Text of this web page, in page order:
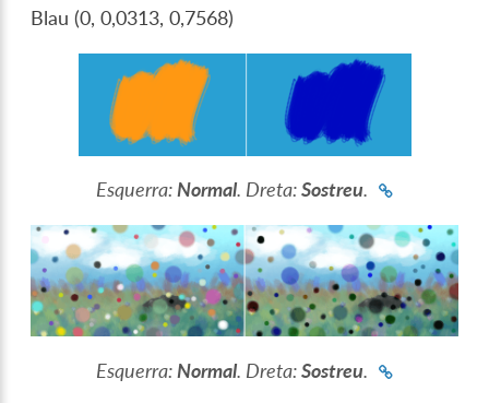
Blau (0, 0,0313, 0,7568)
Esquerra: Normal. Dreta:Sostreu.
Esquerra: Normal. Dreta:Sostreu.